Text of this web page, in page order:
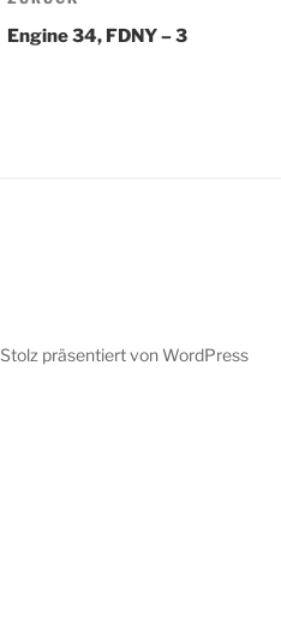
Beitrag
Engine 34, FDNY – 3
Stolz präsentiert von WordPress